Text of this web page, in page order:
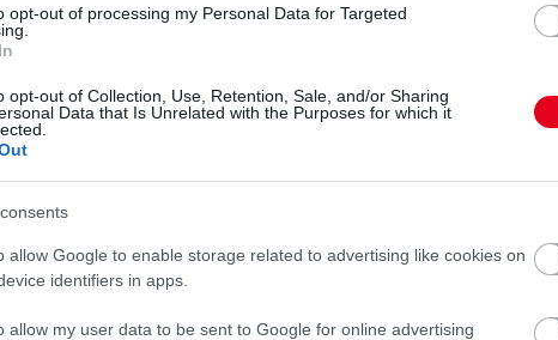
opt-out of processing my Personal Data for Targeted
opt-out of Collection, Use, Retention, Sale, and/or Sharing
Data that Is Unrelated with the Purposes for which it
allow Google to enable storage related to advertising like cookies on
identifiers in apps.
allow my user data to be sent to Google for online advertising